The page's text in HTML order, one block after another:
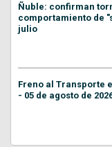
Ñuble: confirman
comportamiento de
julio
Freno al Transporte
- 05 de agosto de